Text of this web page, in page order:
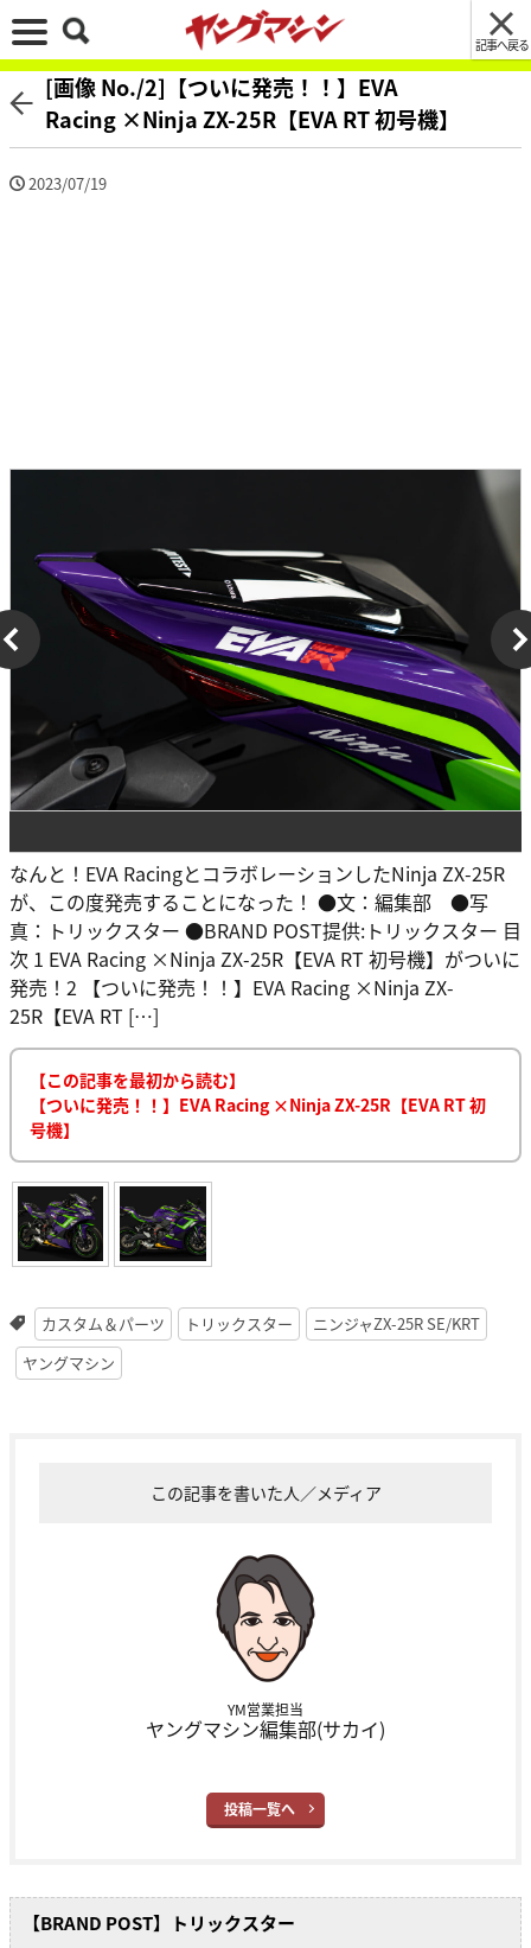
記事へ戻る
[画像 No./2]【ついに発売！！】EVA
Racing ×Ninja ZX-25R【EVA RT 初号機】
2023/07/19
なんと！EVA RacingとコラボレーションしたNinja ZX-25R
が、この度発売することになった！ ●文：編集部 ●写
真：トリックスター ●BRAND POST提供:トリックスター 目
次 1 EVA Racing ×Ninja ZX-25R【EVA RT 初号機】がついに
発売！2 【ついに発売！！】EVA Racing ×Ninja ZX-
25R【EVA RT […]
【この記事を最初から読む】
【ついに発売！！】EVA Racing ×Ninja ZX-25R【EVA RT 初
号機】
カスタム＆パーツ トリックスター
ニンジャZX-25R SE/KRT
ヤングマシン
この記事を書いた人／メディア
YM営業担当
ヤングマシン編集部(サカイ)
投稿一覧へ
【BRAND POST】トリックスター